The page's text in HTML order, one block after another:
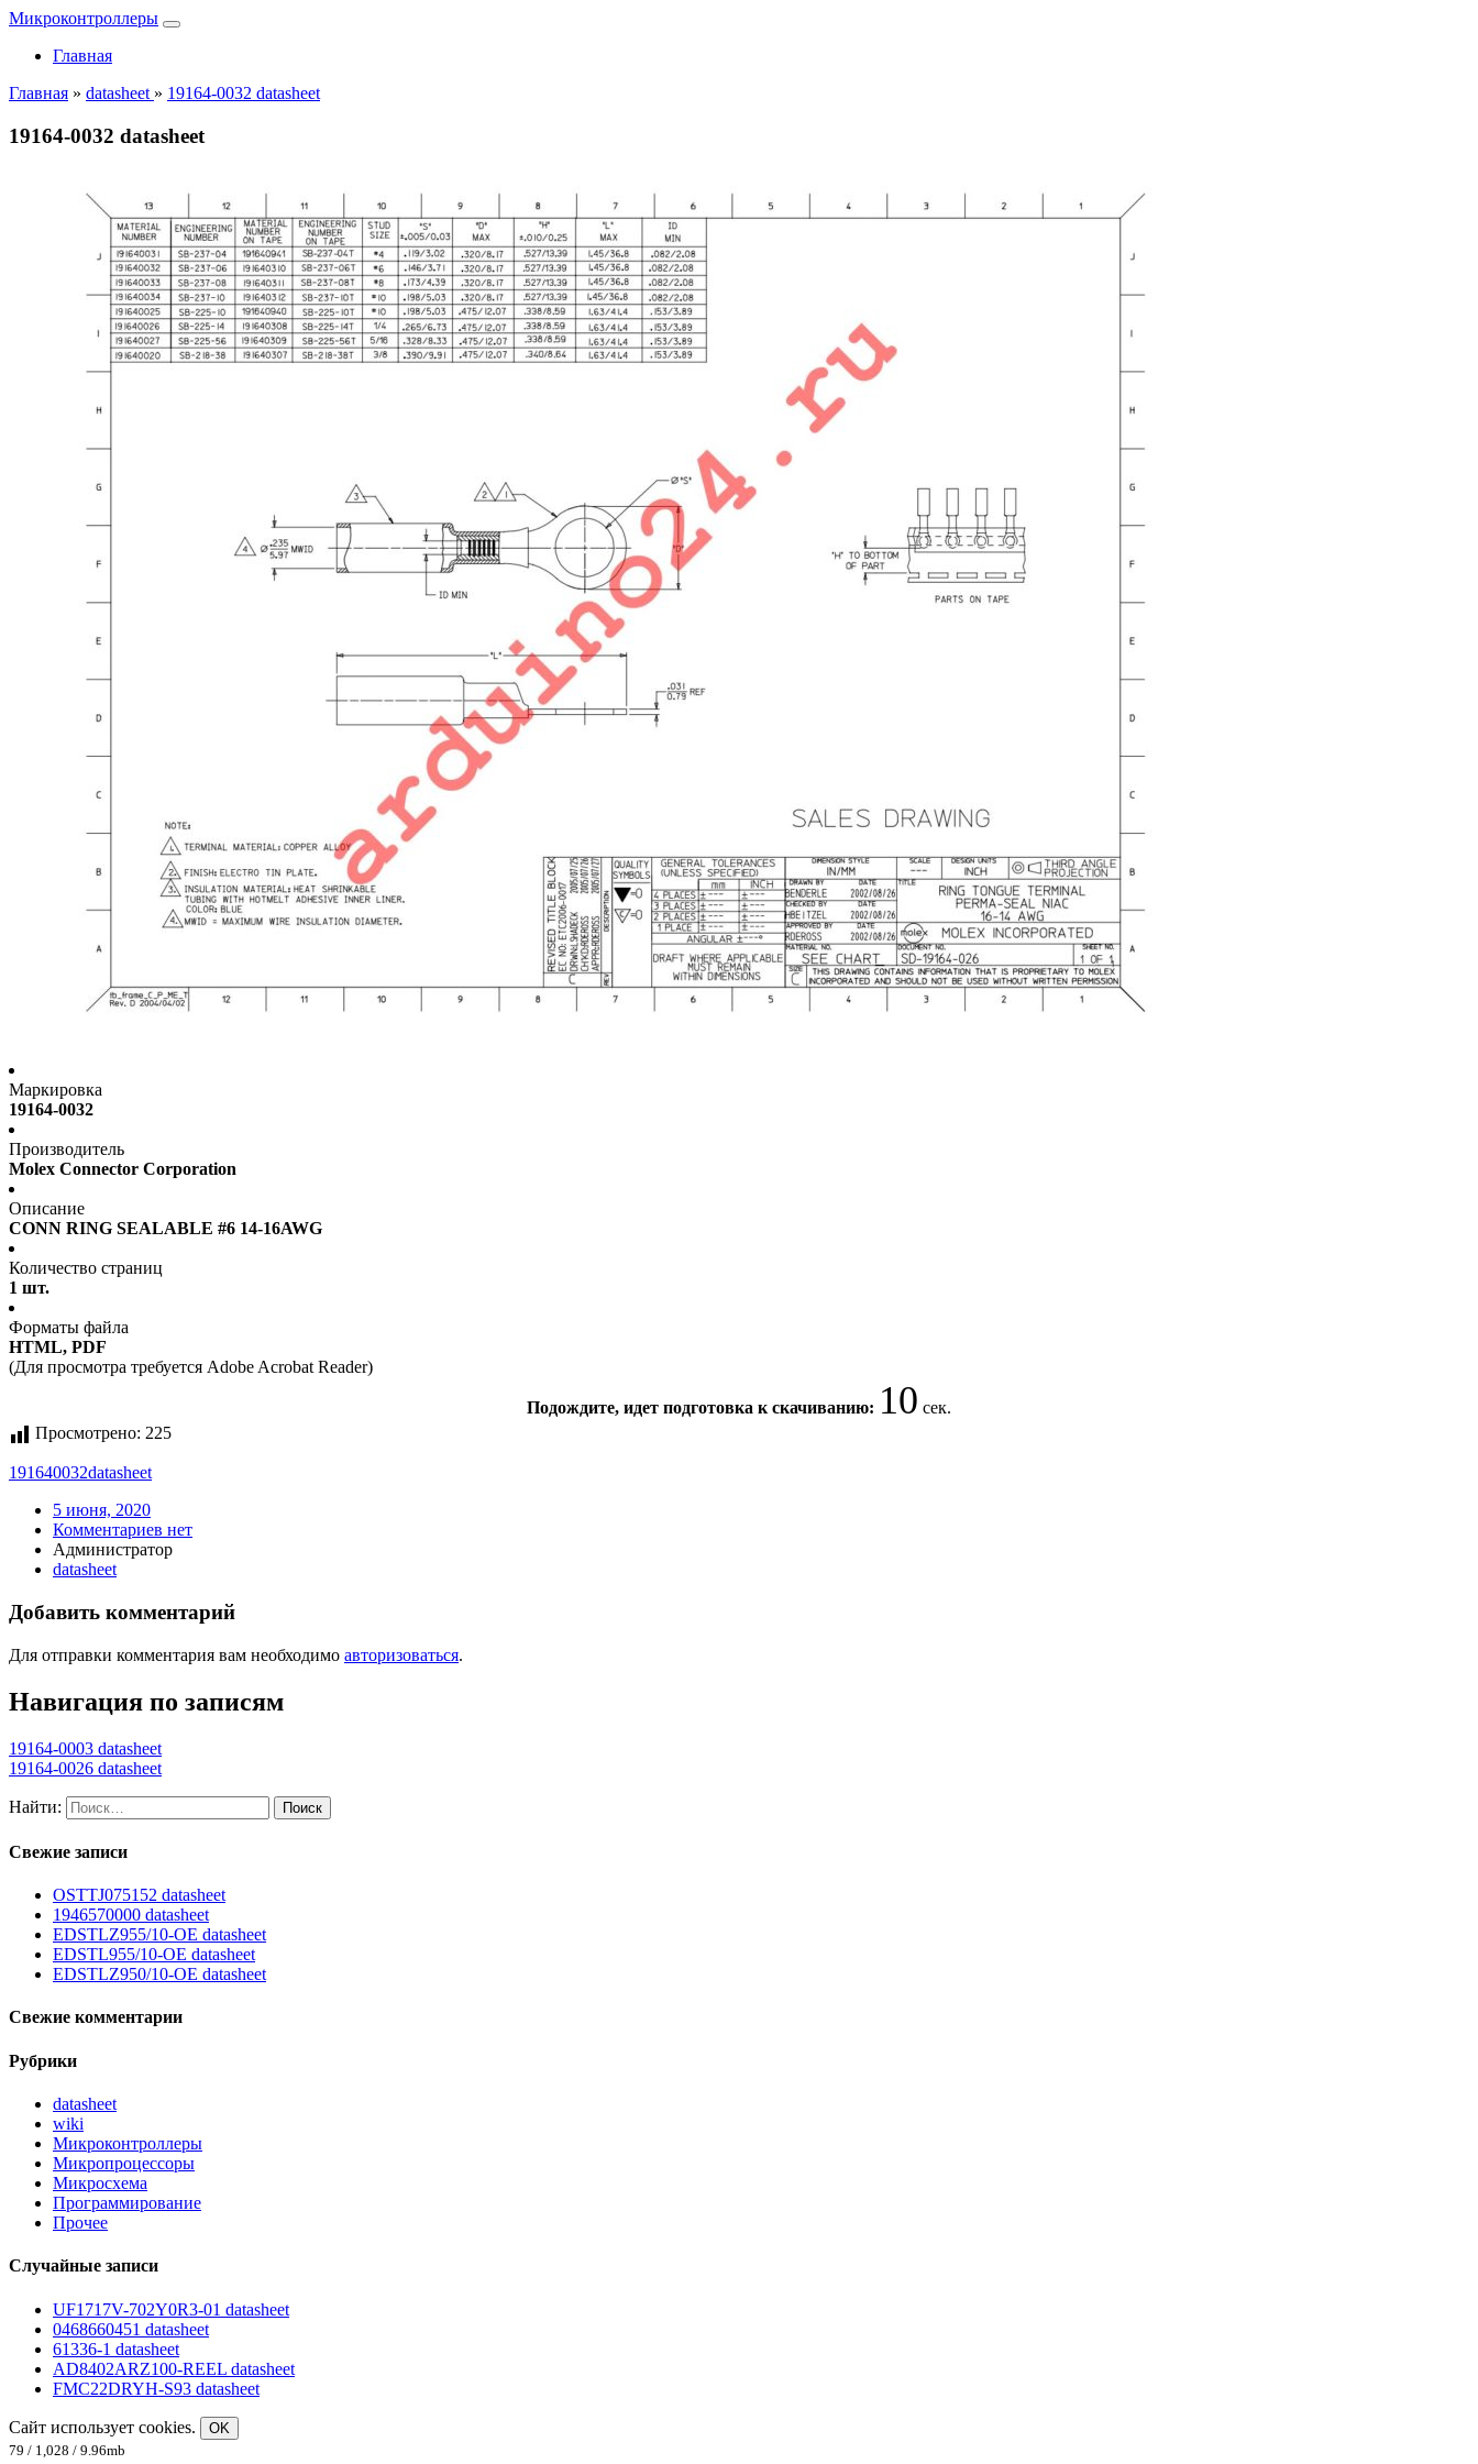
Микроконтроллеры
Главная
Главная » datasheet » 19164-0032 datasheet
19164-0032 datasheet
Маркировка
19164-0032
Производитель
Molex Connector Corporation
Описание
CONN RING SEALABLE #6 14-16AWG
Количество страниц
1 шт.
Форматы файла
HTML, PDF
(Для просмотра требуется Adobe Acrobat Reader)
Подождите, идет подготовка к скачиванию:9сек.
Просмотрено: 225
191640032datasheet
5 июня, 2020
Комментариев нет
Администратор
datasheet
Добавить комментарий
Для отправки комментария вам необходимо авторизоваться.
Навигация по записям
19164-0003 datasheet
19164-0026 datasheet
Найти:
Свежие записи
OSTTJ075152 datasheet
1946570000 datasheet
EDSTLZ955/10-OE datasheet
EDSTL955/10-OE datasheet
EDSTLZ950/10-OE datasheet
Свежие комментарии
Рубрики
datasheet
wiki
Микроконтроллеры
Микропроцессоры
Микросхема
Программирование
Прочее
Случайные записи
UF1717V-702Y0R3-01 datasheet
0468660451 datasheet
61336-1 datasheet
AD8402ARZ100-REEL datasheet
FMC22DRYH-S93 datasheet
Сайт использует cookies.
OK
79 / 1,028 / 9.96mb